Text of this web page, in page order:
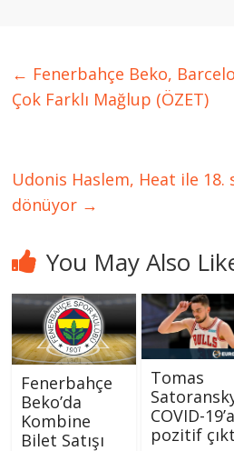
← Fenerbahçe Beko,
Çok Farklı Mağlup (ÖZET)
Udonis Haslem, Heat ile 18.
dönüyor →
You May Also
Fenerbahçe
Beko’da
Kombine
Bilet Satışı
Tomas
COVID-19’a
pozitif